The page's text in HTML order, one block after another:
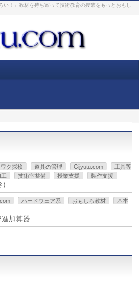
い！」教材を持ち寄って技術教育の授業をもっとおもし
ク探検 道具の管理 Gijyutu.com
工具等
技術室整備 授業支援 製作支援
)
ハードウェア系 おもしろ教材
基本
加算器